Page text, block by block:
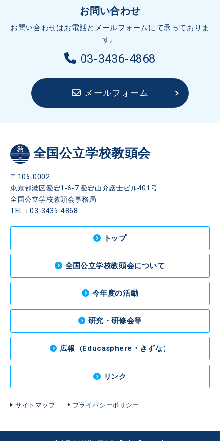
お問い合わせ
お問い合わせはお電話とメールフォームにて承っておりま
す。
03-3436-4868
メールフォーム
全国公立学校教頭会
〒105-0002
東京都港区愛宕1-6-7 愛宕山弁護士ビル401号
全国公立学校教頭会事務局
TEL：03-3436-4868
トップ
全国公立学校教頭会について
今年度の活動
研究・研修会等
広報（Educasphere・きずな）
リンク
サイトマップ プライバシーポリシー